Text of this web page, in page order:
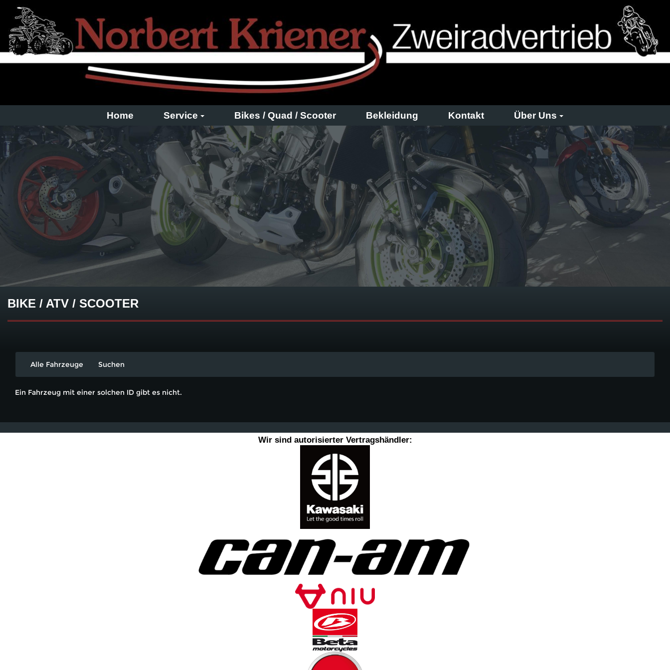
Home Service Bikes / Quad / Scooter Bekleidung Kontakt Über Uns
BIKE / ATV / SCOOTER
Alle Fahrzeuge Suchen
Ein Fahrzeug mit einer solchen ID gibt es nicht.
Wir sind autorisierter Vertragshändler: